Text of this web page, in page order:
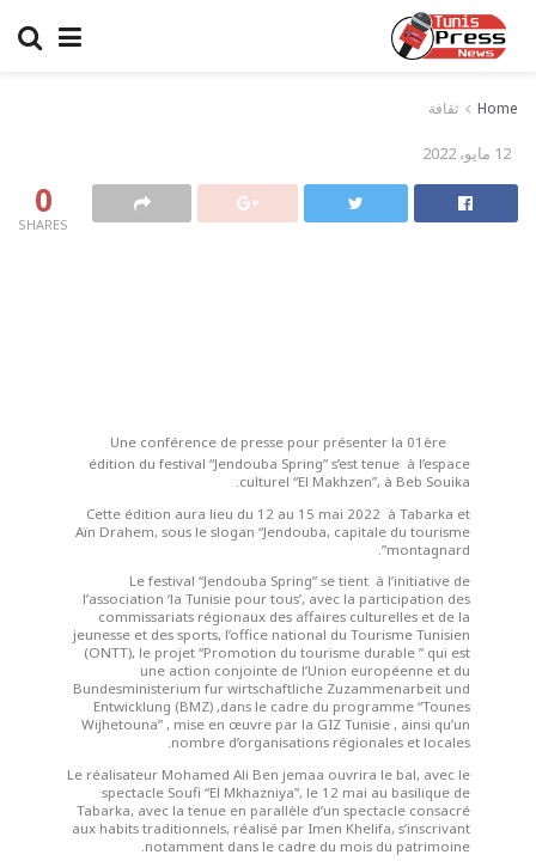
Home ثقافة
12 مايو، 2022
0
SHARES
Une conférence de presse pour présenter la 01ère
édition du festival “Jendouba Spring” s’est tenue à l’espace
culturel “El Makhzen”, à Beb Souika.
Cette édition aura lieu du 12 au 15 mai 2022 à Tabarka et
Aïn Drahem, sous le slogan “Jendouba, capitale du tourisme
montagnard”.
Le festival “Jendouba Spring” se tient à l’initiative de
l’association ‘la Tunisie pour tous’, avec la participation des
commissariats régionaux des affaires culturelles et de la
jeunesse et des sports, l’office national du Tourisme Tunisien
(ONTT), le projet “Promotion du tourisme durable ” qui est
une action conjointe de l’Union européenne et du
Bundesministerium fur wirtschaftliche Zuzammenarbeit und
Entwicklung (BMZ) ,dans le cadre du programme “Tounes
Wijhetouna” , mise en œuvre par la GIZ Tunisie , ainsi qu’un
nombre d’organisations régionales et locales.
Le réalisateur Mohamed Ali Ben jemaa ouvrira le bal, avec le
spectacle Soufi “El Mkhazniya”, le 12 mai au basilique de
Tabarka, avec la tenue en parallèle d’un spectacle consacré
aux habits traditionnels, réalisé par Imen Khelifa, s’inscrivant
notamment dans le cadre du mois du patrimoine.